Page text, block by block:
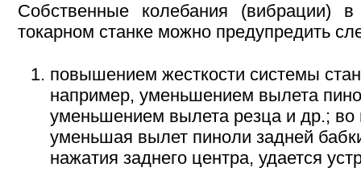
Собственные колебания (вибрации)
токарном станке можно предупредить
повышением жесткости системы
например, уменьшением вылета
уменьшением вылета резца и др.; во
уменьшая вылет пиноли задней
нажатия заднего центра, удается